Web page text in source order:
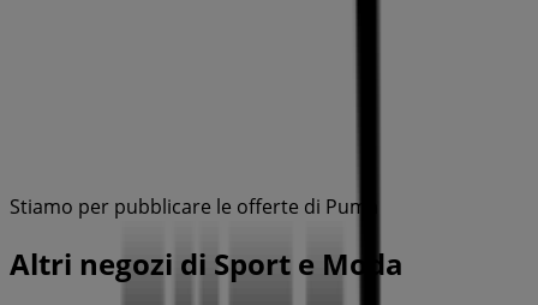
Stiamo per pubblicare le offerte di Puma
Altri negozi di Sport e Moda